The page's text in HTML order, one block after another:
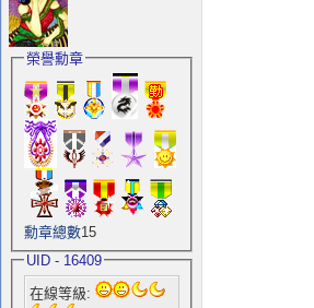
榮譽勳章
勳章總數15
UID - 16409
在線等級: